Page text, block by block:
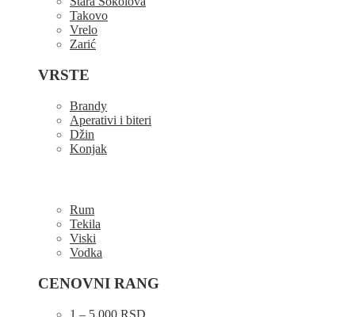
Takovo
Vrelo
Zarić
VRSTE
Brandy
Aperativi i biteri
Džin
Konjak
Rum
Tekila
Viski
Vodka
CENOVNI RANG
1 – 5.000 RSD